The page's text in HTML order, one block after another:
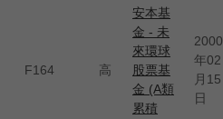
F164 高
安本基
金 - 未
來環球
股票基
金 (A類
累積
2000
年02
月15
日